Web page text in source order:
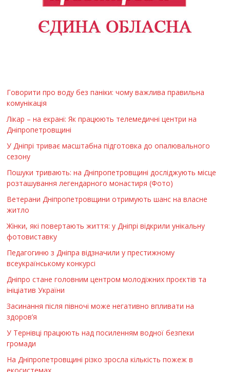
Говорити про воду без паніки: чому важлива правильна
комунікація
Лікар – на екрані: Як працюють телемедичні центри на
Дніпропетровщині
У Дніпрі триває масштабна підготовка до опалювального
сезону
Пошуки тривають: на Дніпропетровщині досліджують місце
розташування легендарного монастиря (Фото)
Ветерани Дніпропетровщини отримують шанс на власне
житло
Жінки, які повертають життя: у Дніпрі відкрили унікальну
фотовиставку
Педагогиню з Дніпра відзначили у престижному
всеукраїнському конкурсі
Дніпро стане головним центром молодіжних проєктів та
ініціатив України
Засинання після півночі може негативно впливати на
здоров’я
У Тернівці працюють над посиленням водної безпеки
громади
На Дніпропетровщині різко зросла кількість пожеж в